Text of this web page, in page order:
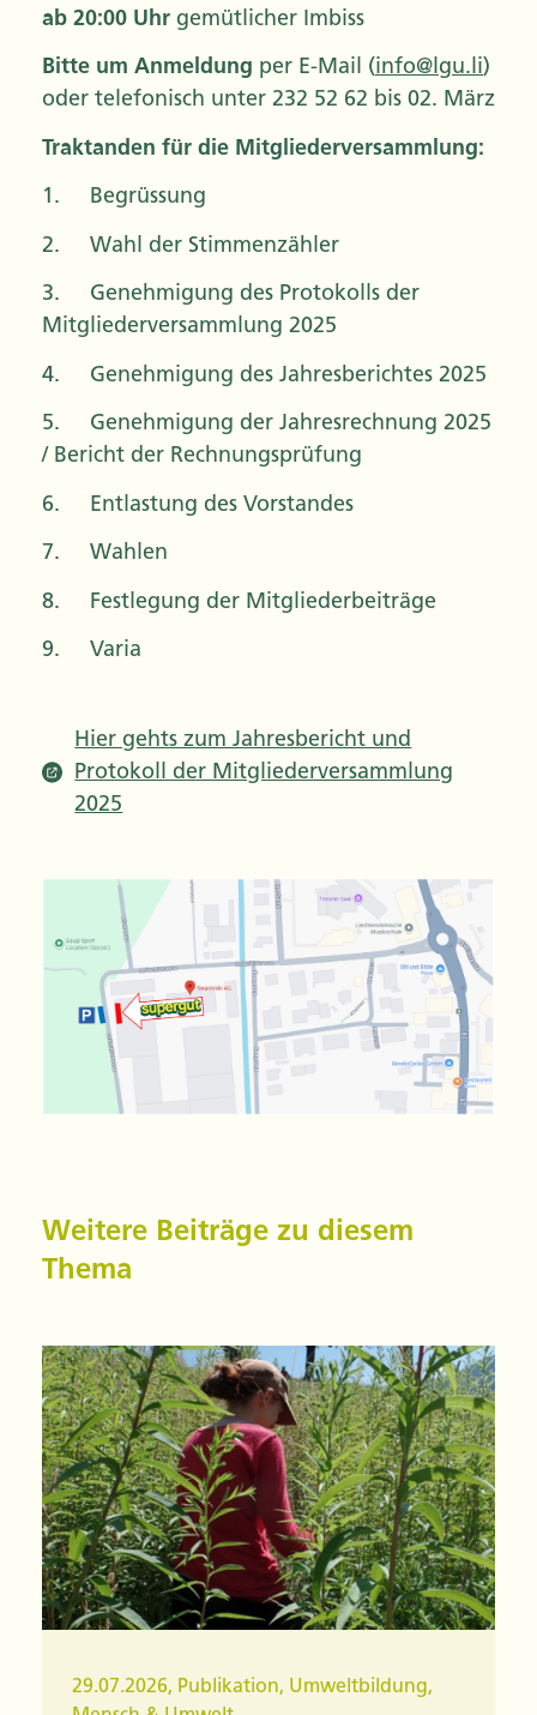
ab 20:00 Uhr gemütlicher Imbiss
Bitte um Anmeldung per E-Mail (info@lgu.li)
oder telefonisch unter 232 52 62 bis 02. März
Traktanden für die Mitgliederversammlung:
1. Begrüssung
2. Wahl der Stimmenzähler
3. Genehmigung des Protokolls der
Mitgliederversammlung 2025
4. Genehmigung des Jahresberichtes 2025
5. Genehmigung der Jahresrechnung 2025
/ Bericht der Rechnungsprüfung
6. Entlastung des Vorstandes
7. Wahlen
8. Festlegung der Mitgliederbeiträge
9. Varia
Hier gehts zum Jahresbericht und
Protokoll der Mitgliederversammlung
2025
Weitere Beiträge zu diesem
Thema
29.07.2026, Publikation, Umweltbildung,